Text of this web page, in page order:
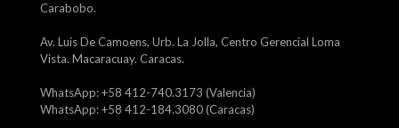
Carabobo.
Av. Luis De Camoens, Urb. La Jolla, Centro Gerencial Loma
Vista. Macaracuay. Caracas.
WhatsApp: +58 412-740.3173 (Valencia)
WhatsApp: +58 412-184.3080 (Caracas)